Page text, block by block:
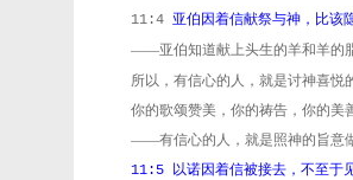
11:4 亚伯因着信献祭与神，比该
——亚伯知道献上头生的羊和羊的
所以，有信心的人，就是讨神喜悦
你的歌颂赞美，你的祷告，你的美
——有信心的人，就是照神的旨意做
11:5
以诺因着信被接去，不至于